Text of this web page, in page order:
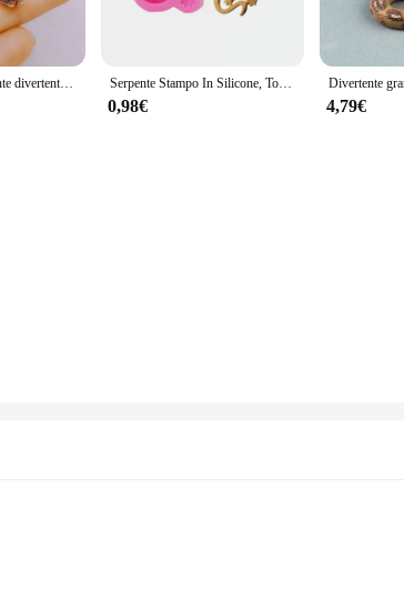
Spilla animale serpente divertente colore strass donna accessori per abbigliamento da festa spilla serpente carino regalo per bambini Serpente Stampo In Silicone, Torta, Caramella, Argilla, Animale, Gioielli, Biscotti, resina, serpente del fondente argilla polimerica flxible glassa muffa del cioccolato
0,98€ 4,79€